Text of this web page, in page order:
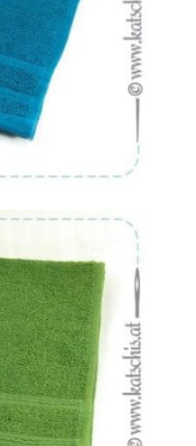
Von:
Von:€16.22